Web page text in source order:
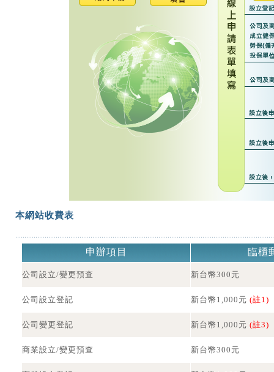
本網站收費表
申辦項目 臨櫃
公司設立/變更預查 新台幣300元
公司設立登記 新台幣1,000元 (註1)
公司變更登記 新台幣1,000元 (註3)
商業設立/變更預查 新台幣300元